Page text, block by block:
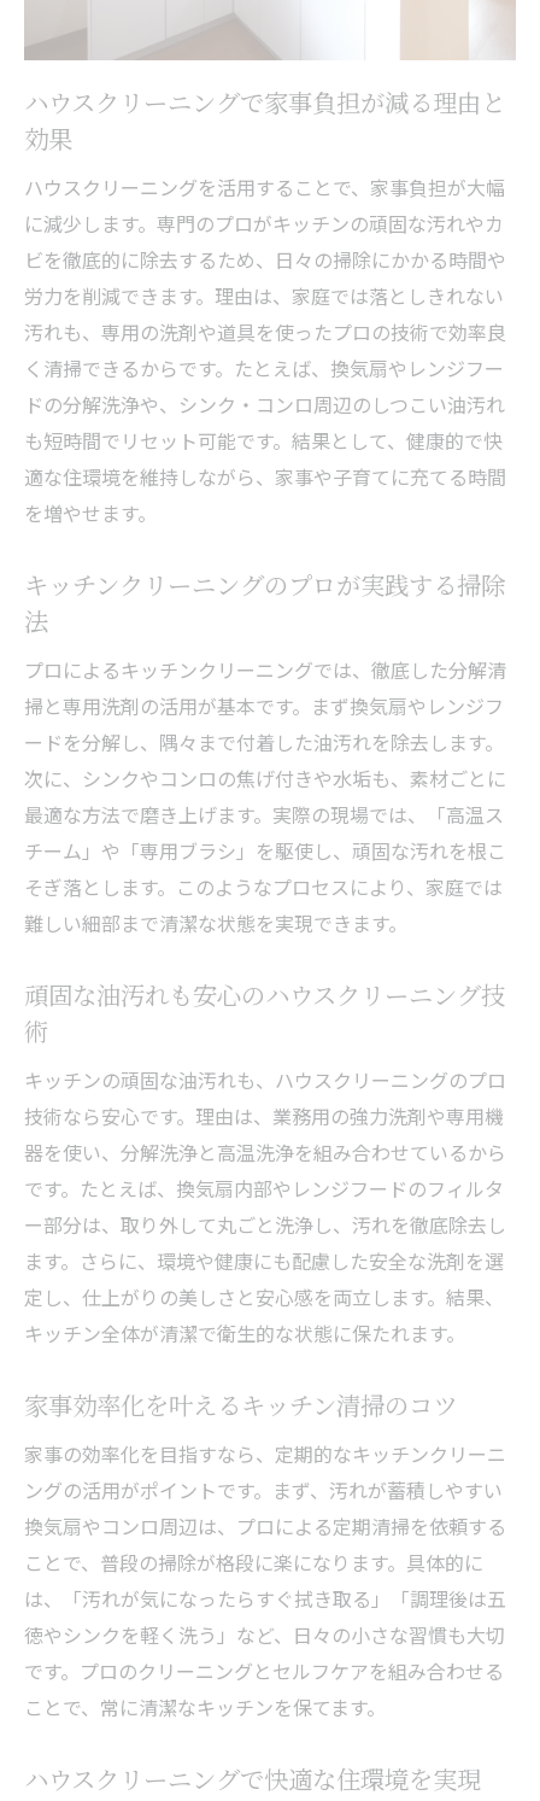
ハウスクリーニングで感じる安心と清潔感
キッチン清潔化で暮らし快適に変わる理由
ハウスクリーニングでキッチンが快適空間
清潔なキッチンが家族の健康を守る理由
キッチン清掃で生活満足度が上がるポイン
ト
家事負担軽減へ導くハウスクリーニングの
利点
キッチンクリーニングで快適な毎日を手に
入れる
ハウスクリーニングで健康的な住まい作りを実
現
ニング
性
清潔な住環境作りに欠かせないポイント
家族の健康を守るキッチン清掃の重要性
プロが教えるキッチン掃除の秘訣と効果
専門家おすすめのハウスクリーニング術
効率よくキッチンを掃除するプロのコツ
キッチンクリーニングで得られる効果とは
ト
安心して任せるハウスクリーニングの選び方
失敗しないハウスクリーニング業者選びの
コツ
キッチンクリーニングで安心できるポイン
ト
口コミや評判で選ぶ業者の見極め方
信頼できるハウスクリーニングの特徴とは
ハウスクリーニングで家事負担が減る理由と
効果
ハウスクリーニングを活用することで、家事負担が大幅
に減少します。専門のプロがキッチンの頑固な汚れやカ
ビを徹底的に除去するため、日々の掃除にかかる時間や
労力を削減できます。理由は、家庭では落としきれない
汚れも、専用の洗剤や道具を使ったプロの技術で効率良
く清掃できるからです。たとえば、換気扇やレンジフー
ドの分解洗浄や、シンク・コンロ周辺のしつこい油汚れ
も短時間でリセット可能です。結果として、健康的で快
適な住環境を維持しながら、家事や子育てに充てる時間
を増やせます。
キッチンクリーニングのプロが実践する掃除
法
プロによるキッチンクリーニングでは、徹底した分解清
掃と専用洗剤の活用が基本です。まず換気扇やレンジフ
ードを分解し、隅々まで付着した油汚れを除去します。
次に、シンクやコンロの焦げ付きや水垢も、素材ごとに
最適な方法で磨き上げます。実際の現場では、「高温ス
チーム」や「専用ブラシ」を駆使し、頑固な汚れを根こ
そぎ落とします。このようなプロセスにより、家庭では
難しい細部まで清潔な状態を実現できます。
頑固な油汚れも安心のハウスクリーニング技
術
キッチンの頑固な油汚れも、ハウスクリーニングのプロ
技術なら安心です。理由は、業務用の強力洗剤や専用機
器を使い、分解洗浄と高温洗浄を組み合わせているから
です。たとえば、換気扇内部やレンジフードのフィルタ
ー部分は、取り外して丸ごと洗浄し、汚れを徹底除去し
ます。さらに、環境や健康にも配慮した安全な洗剤を選
定し、仕上がりの美しさと安心感を両立します。結果、
キッチン全体が清潔で衛生的な状態に保たれます。
家事効率化を叶えるキッチン清掃のコツ
家事の効率化を目指すなら、定期的なキッチンクリーニ
ングの活用がポイントです。まず、汚れが蓄積しやすい
換気扇やコンロ周辺は、プロによる定期清掃を依頼する
ことで、普段の掃除が格段に楽になります。具体的に
は、「汚れが気になったらすぐ拭き取る」「調理後は五
徳やシンクを軽く洗う」など、日々の小さな習慣も大切
です。プロのクリーニングとセルフケアを組み合わせる
ことで、常に清潔なキッチンを保てます。
ハウスクリーニングで快適な住環境を実現